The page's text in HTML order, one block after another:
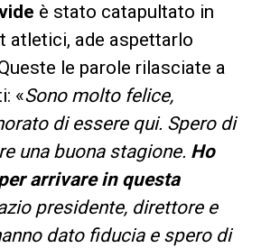
è stato catapultato in
atletici, ade aspettarlo
le parole rilasciate a
«Sono molto felice,
di essere qui. Spero di
una buona stagione. Ho
arrivare in questa
presidente, direttore e
dato fiducia e spero di